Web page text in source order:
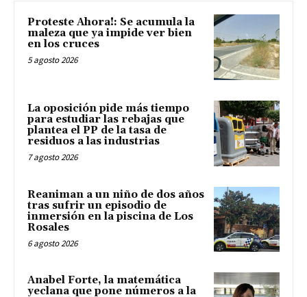
Proteste Ahora!: Se acumula la
maleza que ya impide ver bien
en los cruces
5 agosto 2026
La oposición pide más tiempo
para estudiar las rebajas que
plantea el PP de la tasa de
residuos a las industrias
7 agosto 2026
Reaniman a un niño de dos años
tras sufrir un episodio de
inmersión en la piscina de Los
Rosales
6 agosto 2026
Anabel Forte, la matemática
yeclana que pone números a la